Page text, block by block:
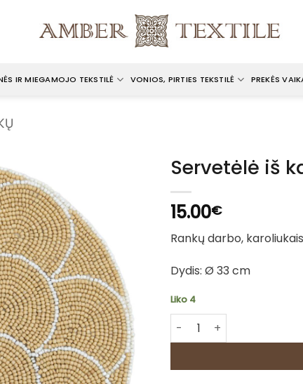
IR MIEGAMOJO TEKSTILĖ VONIOS, PIRTIES TEKSTILĖ PREKĖS
Servetėlė iš
15.00€
Rankų darbo,
Dydis: Ø 33 cm
Liko 4
produkto kiekis: